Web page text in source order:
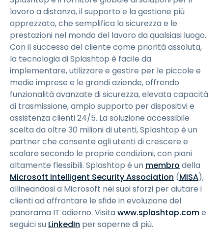
lavoro a distanza, il supporto e la gestione più
apprezzato, che semplifica la sicurezza e le
prestazioni nel mondo del lavoro da qualsiasi luogo.
Con il successo del cliente come priorità assoluta,
la tecnologia di Splashtop è facile da
implementare, utilizzare e gestire per le piccole e
medie imprese e le grandi aziende, offrendo
funzionalità avanzate di sicurezza, elevata capacità
di trasmissione, ampio supporto per dispositivi e
assistenza clienti 24/5. La soluzione accessibile
scelta da oltre 30 milioni di utenti, Splashtop è un
partner che consente agli utenti di crescere e
scalare secondo le proprie condizioni, con piani
altamente flessibili. Splashtop è un membro della
Microsoft Intelligent Security Association (MISA),
allineandosi a Microsoft nei suoi sforzi per aiutare i
clienti ad affrontare le sfide in evoluzione del
panorama IT odierno. Visitawww.splashtop.come
seguici su LinkedIn per saperne di più.